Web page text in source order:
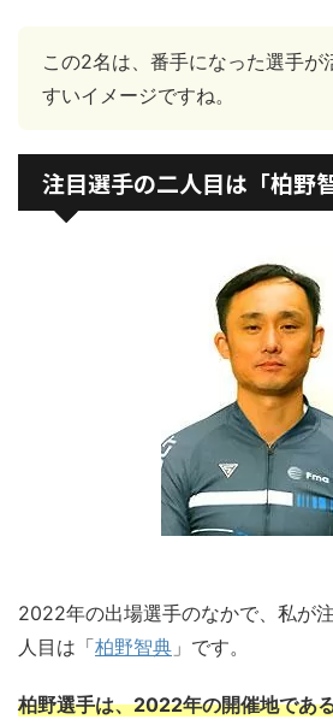
この2名は、番手になった選手が
すいイメージですね。
注目選手の二人目は「柏野
2022年の出場選手のなかで、私が
人目は「柏野智典 」です。
柏野選手は、2022年の開催地であ